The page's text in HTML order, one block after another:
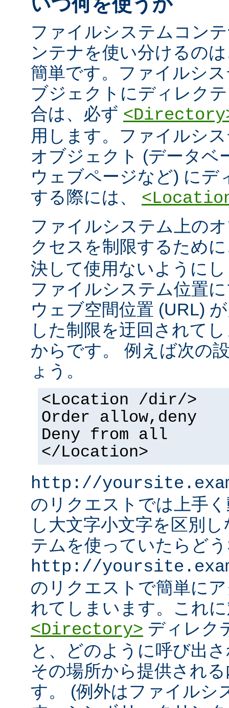
ファイルシステムコン
ンテナを使い分けるの
簡単です。ファイルシ
ブジェクトにディレク
合は、必ず
用します。ファイルシ
オブジェクト (データベ
ウェブページなど) にデ
する際には、
ファイルシステム上の
クセスを制限するため
決して使用ないように
ファイルシステム位置
ウェブ空間位置 (URL)
した制限を迂回されて
からです。 例えば次の
ょう。
<Location /dir/>
Order allow,deny
Deny from all
</Location>
http://
のリクエストでは上手
し大文字小文字を区別
テムを使っていたらど
http://
のリクエストで簡単に
れてしまいます。これ
<Directory> ディレク
と、どのように呼び出
その場所から提供され
す。 (例外はファイルシ